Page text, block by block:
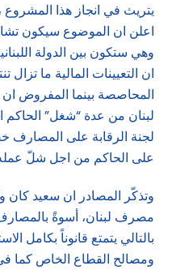
يتريث في انجاز هذا
اعلن ان الموضوع سيكون
وهي ستكون بين الدولة
ان التعيينات المالية ما
المحاصصة بينما المفروض
لبنان من عدة “شغل” الحاكم
لجنة الرقابة على
على الحاكم من اجل شلّ
وتذكّر المصادر ان سعيد
مصرف لبنان، أسوةً
بالتالي يتمتع قانوناً بكامل
ومصالح القطاع الخاص كما